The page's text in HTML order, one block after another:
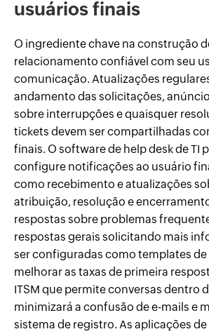
usuários finais
O ingrediente chave na construção
relacionamento confiável com seu
comunicação. Atualizações
andamento das solicitações,
sobre interrupções e quaisquer
tickets devem ser compartilhadas
finais. O software de help desk de TI
configure notificações ao usuário
como recebimento e atualizações
atribuição, resolução e
respostas sobre problemas
respostas gerais solicitando mais
ser configuradas como templates de
melhorar as taxas de primeira
ITSM que permite conversas dentro
minimizará a confusão de e-mails e
sistema de registro. As aplicações de